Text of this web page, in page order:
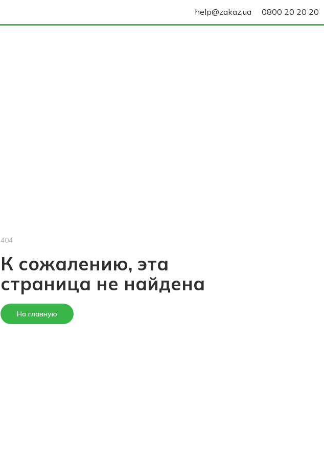
help@zakaz.ua 0800 20 20 20
404
К сожалению, эта
страница не найдена
На главную